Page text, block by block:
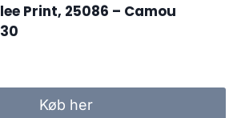
Print, 25086 – Camou
Køb her